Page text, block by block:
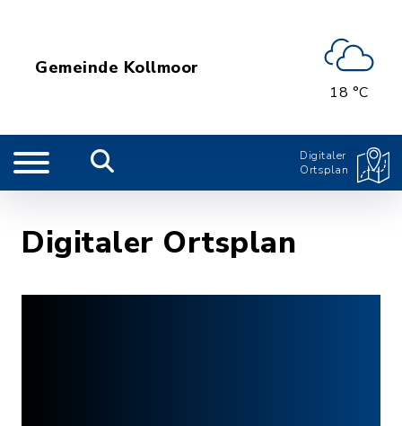
Gemeinde Kollmoor
18 °C
Digitaler
Ortsplan
Digitaler Ortsplan